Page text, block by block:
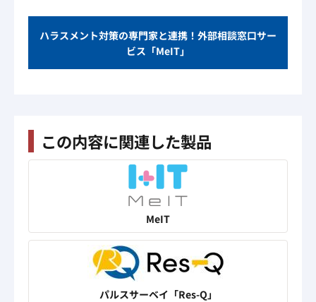
ハラスメント対策の専門家と連携！外部相談窓口サー
ビス「MeIT」
この内容に関連した製品
MeIT
パルスサーベイ「Res-Q」